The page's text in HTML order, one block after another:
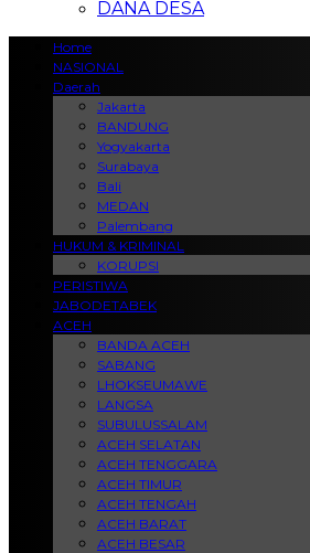
DANA DESA
Home
NASIONAL
Daerah
Jakarta
BANDUNG
Yogyakarta
Surabaya
Bali
MEDAN
Palembang
HUKUM & KRIMINAL
KORUPSI
PERISTIWA
JABODETABEK
ACEH
BANDA ACEH
SABANG
LHOKSEUMAWE
LANGSA
SUBULUSSALAM
ACEH SELATAN
ACEH TENGGARA
ACEH TIMUR
ACEH TENGAH
ACEH BARAT
ACEH BESAR